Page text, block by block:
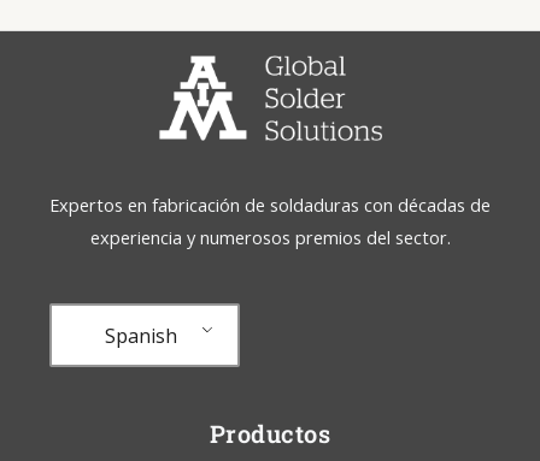
Expertos en fabricación de soldaduras con décadas de
experiencia y numerosos premios del sector.
Spanish
Productos